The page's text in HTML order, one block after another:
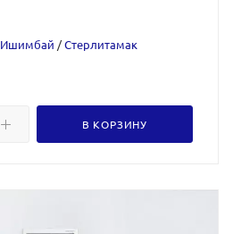
Ишимбай /Стерлитамак
В КОРЗИНУ